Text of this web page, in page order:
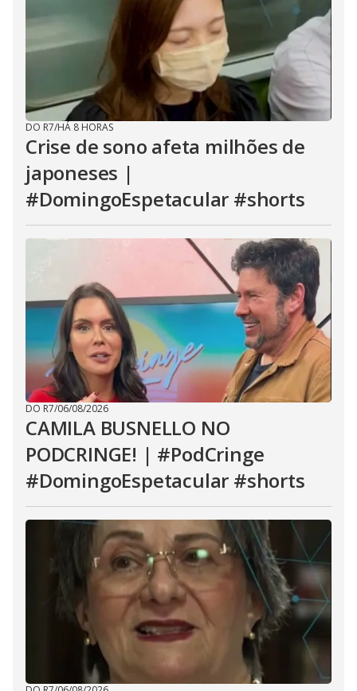
DO R7/HÁ 8 HORAS
Crise de sono afeta milhões de
japoneses |
#DomingoEspetacular #shorts
DO R7/06/08/2026
CAMILA BUSNELLO NO
PODCRINGE! | #PodCringe
#DomingoEspetacular #shorts